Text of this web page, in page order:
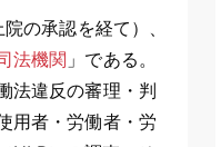
の承認を経て）、
法機関 」である。
法違反の審理・判
用者・労働者・労